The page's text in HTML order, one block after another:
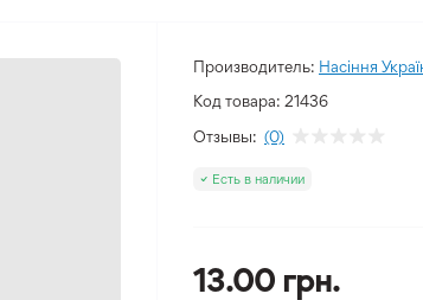
Производитель: Насіння
Код товара: 21436
Отзывы: (0)
Есть в наличии
13.00 грн.